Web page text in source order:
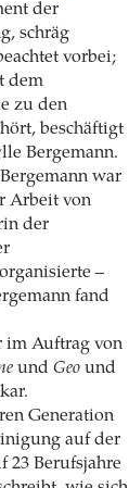
der
schräg
vorbei;
dem
zu den
beschäftigt
Bergemann.
war
Arbeit von
der
–
fand
im Auftrag von
und Geound
Generation
auf der
23 Berufsjahre